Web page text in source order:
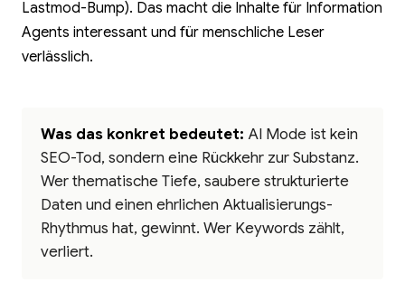
Lastmod-Bump). Das macht die Inhalte für Information
Agents interessant und für menschliche Leser
verlässlich.
Was das konkret bedeutet: AI Mode ist kein
SEO-Tod, sondern eine Rückkehr zur Substanz.
Wer thematische Tiefe, saubere strukturierte
Daten und einen ehrlichen Aktualisierungs-
Rhythmus hat, gewinnt. Wer Keywords zählt,
verliert.